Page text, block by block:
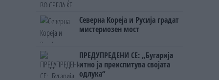
Северна Кореја и Русија градат
мистериозен мост
ПРЕДУПРЕДЕНИ СЕ: „Бугарија
итно ја преиспитува својата
одлука“